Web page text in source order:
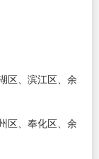
区、滨江区、余
区、奉化区、余